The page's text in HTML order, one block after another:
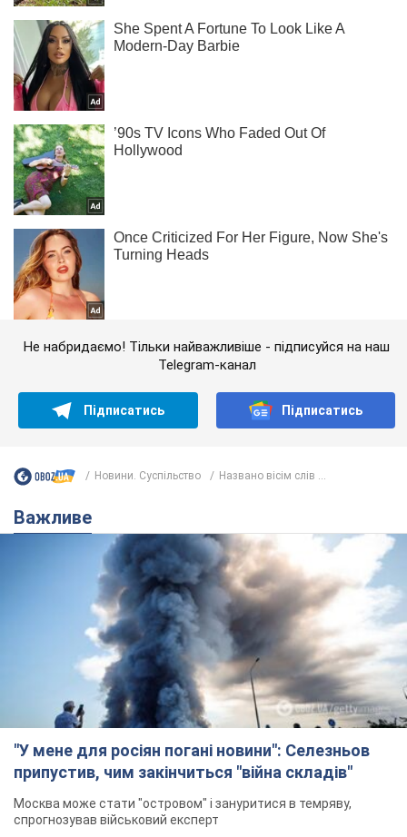
Не набридаємо! Тільки найважливіше - підписуйся на наш
Telegram-канал
Підписатись Підписатись
Новини. Суспільство Названо вісім слів ...
Важливе
"У мене для росіян погані новини": Селезньов
припустив, чим закінчиться "війна складів"
Москва може стати "островом" і зануритися в темряву,
спрогнозував військовий експерт